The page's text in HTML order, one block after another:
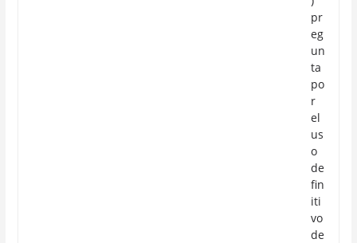
pr
eg
un
ta
po
r
el
us
o
de
fin
iti
vo
de